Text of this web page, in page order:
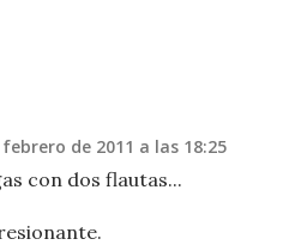
febrero de 2011 a las 18:25
con dos flautas...